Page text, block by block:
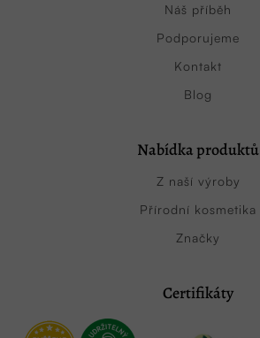
Náš příběh
Podporujeme
Kontakt
Blog
Nabídka produktů
Z naší výroby
Přírodní kosmetika
Značky
Certifikáty